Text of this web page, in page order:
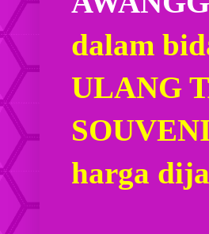
dalam
ULANG
harga